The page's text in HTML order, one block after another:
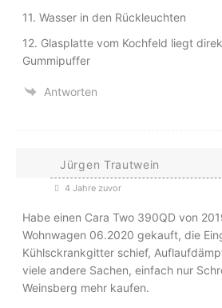
11. Wasser in den Rückleuchten
12. Glasplatte vom Kochfeld liegt
Gummipuffer
Antworten
Jürgen Trautwein
4 Jahre zuvor
Habe einen Cara Two 390QD von
Wohnwagen 06.2020 gekauft, die
Kühlsckrankgitter schief,
viele andere Sachen, einfach nur
Weinsberg mehr kaufen.